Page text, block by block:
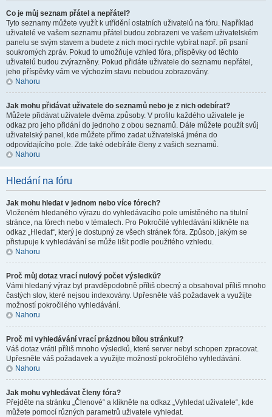
Co je můj seznam přátel a nepřátel?
Tyto seznamy můžete využít k utřídění ostatních uživatelů na fóru. Například
uživatelé ve vašem seznamu přátel budou zobrazeni ve vašem uživatelském
panelu se svým stavem a budete z nich moci rychle vybírat např. při psaní
soukromých zpráv. Pokud to umožňuje vzhled fóra, příspěvky od těchto
uživatelů budou zvýrazněny. Pokud přidáte uživatele do seznamu nepřátel,
jeho příspěvky vám ve výchozím stavu nebudou zobrazovány.
Nahoru
Jak mohu přidávat uživatele do seznamů nebo je z nich odebírat?
Můžete přidávat uživatele dvěma způsoby. V profilu každého uživatele je
odkaz pro jeho přidání do jednoho z obou seznamů. Dále můžete použít svůj
uživatelský panel, kde můžete přímo zadat uživatelská jména do
odpovídajícího pole. Zde také odebíráte členy z vašich seznamů.
Nahoru
Hledání na fóru
Jak mohu hledat v jednom nebo více fórech?
Vloženém hledaného výrazu do vyhledávacího pole umístěného na titulní
stránce, na fórech nebo v tématech. Pro Pokročilé vyhledávání klikněte na
odkaz „Hledat“, který je dostupný ze všech stránek fóra. Způsob, jakým se
přistupuje k vyhledávání se může lišit podle použitého vzhledu.
Nahoru
Proč můj dotaz vrací nulový počet výsledků?
Vámi hledaný výraz byl pravděpodobně příliš obecný a obsahoval příliš mnoho
častých slov, které nejsou indexovány. Upřesněte váš požadavek a využijte
možností pokročilého vyhledávání.
Nahoru
Proč mi vyhledávání vrací prázdnou bílou stránku!?
Váš dotaz vrátil příliš mnoho výsledků, které server nebyl schopen zpracovat.
Upřesněte váš požadavek a využijte možností pokročilého vyhledávání.
Nahoru
Jak mohu vyhledávat členy fóra?
Přejděte na stránku „Členové“ a klikněte na odkaz „Vyhledat uživatele“, kde
můžete pomocí různých parametrů uživatele vyhledat.